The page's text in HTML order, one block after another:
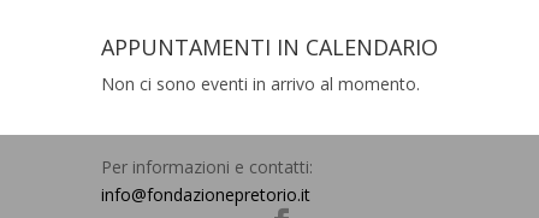
APPUNTAMENTI IN CALENDARIO
Non ci sono eventi in arrivo al momento.
Per informazioni e contatti:
info@fondazionepretorio.it